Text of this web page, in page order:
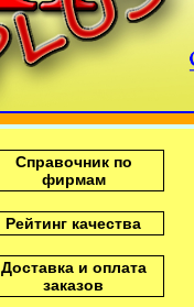
Справочник по
фирмам
Рейтинг качества
Доставка и оплата
заказов